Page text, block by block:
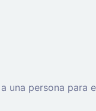
una persona para